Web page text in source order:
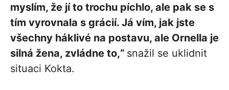
myslím, že jí to trochu píchlo, ale pak se s
tím vyrovnala s grácií. Já vím, jak jste
všechny háklivé na postavu, ale Ornella je
silná žena, zvládne to,“ snažil se uklidnit
situaci Kokta.